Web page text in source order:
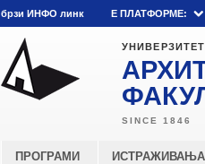
брзи ИНФО линк E ПЛАТФОРМЕ:
ПРОГРАМИ ИСТРАЖИВАЊА